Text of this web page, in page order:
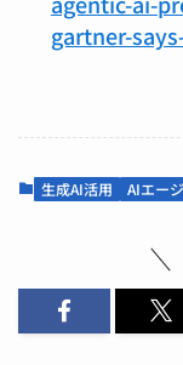
gartner-
生成AI活用 AIエー